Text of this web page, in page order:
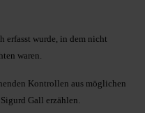
erfasst wurde, in dem nicht
waren.
Kontrollen aus möglichen
Gall erzählen.